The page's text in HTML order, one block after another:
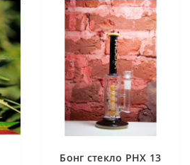
Бонг стекло PHX 13